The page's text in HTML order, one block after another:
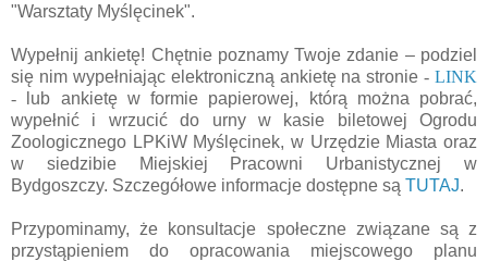
"Warsztaty Myślęcinek".
Wypełnij ankietę! Chętnie poznamy Twoje zdanie – podziel
się nim wypełniając elektroniczną ankietę na stronie- LINK
- lub ankietę w formie papierowej, którą można pobrać,
wypełnić i wrzucić do urny w kasie biletowej Ogrodu
Zoologicznego LPKiW Myślęcinek, w Urzędzie Miasta oraz
w siedzibie Miejskiej Pracowni Urbanistycznej w
Bydgoszczy. Szczegółowe informacje dostępne są TUTAJ.
Przypominamy, że konsultacje społeczne związane są z
przystąpieniem do opracowania miejscowego planu